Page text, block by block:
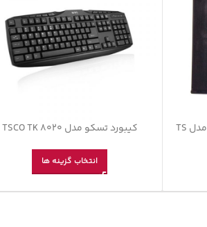
اسپیکر رومیزی و بلوتوث تسکو مدل TS
کیبورد تسکو مدل TSCO TK 8020
انتخاب گزینه ها